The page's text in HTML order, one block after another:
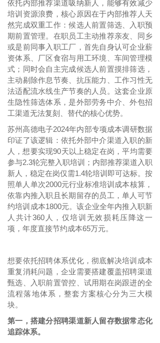
依托内部推荐渠道吸纳新人，能够有效减少
培训资源浪费，核心原因在于内部推荐人天
然完成双重工作：候选人前置筛选、入职预
期前置管理。在职员工主动推荐亲友、同乡
或是前同事入职工厂，首先自身认可企业薪
资体系、厂区食宿与用工环境、车间管理模
式；同时会自主完成候选人前置摸排筛选，
主动剔除作息节奏、抗压能力、工作习性无
法适配流水线生产节奏的人员。这套企业原
生隐性筛选体系，是外部劳务中介、外包招
工渠道无法复刻、替代的核心优势。
苏州高德电子2024年内部专项成本调研数据
印证了该逻辑：依托外部中介渠道入职的新
人，想要实现90天以上稳定在岗，平均需要
参与2.3轮完整入职培训；内部推荐渠道入职
新人，稳定在岗仅需1.4轮培训即可达标。按
照单人单次2000元行业标准培训成本核算，
依靠内推入职且长期留存的员工，单人可节
约培训成本1800元。该企业全年内推入职新
人共计360人，仅培训无效损耗压降这一
项，年度直接节约成本65万元。
想要依托招聘体系优化，彻底解决培训成本
重复消耗问题，企业需要搭建覆盖招聘渠道
甄选、入职前置管控、试用期在岗跟进的全
流程落地体系，整套方案核心分为三大模
块。
第一，搭建分招聘渠道新人留存数据常态化
追踪体系。